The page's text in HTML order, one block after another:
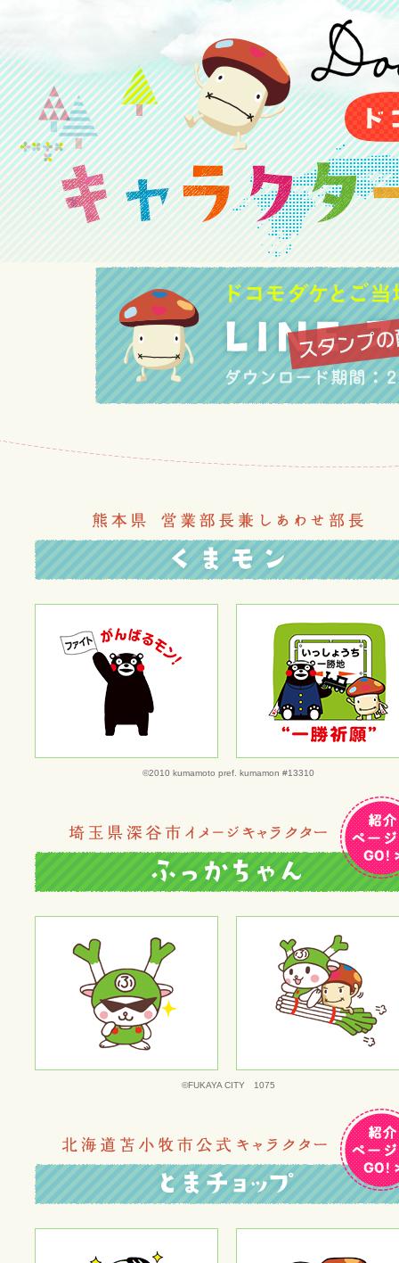
©2010 kumamoto pref. kumamon #13310
©FUKAYA CITY 1075